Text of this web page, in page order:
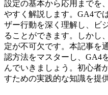
設定の基本から応用までを
やすく解説します。GA4で
ザー行動を深く理解し、ビ
ることができます。しかし
定が不可欠です。本記事を
認方法をマスターし、GA4
んでいきましょう。初心者
すための実践的な知識を提